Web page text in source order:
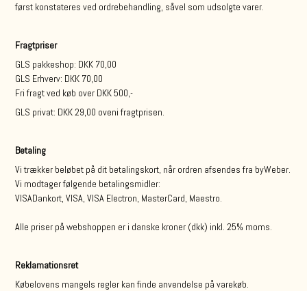
først konstateres ved ordrebehandling, såvel som udsolgte varer.
Fragtpriser
GLS pakkeshop: DKK 70,00
GLS Erhverv: DKK 70,00
Fri fragt ved køb over DKK 500,-
GLS privat: DKK 29,00 oveni fragtprisen.
Betaling
Vi trækker beløbet på dit betalingskort, når ordren afsendes fra byWeber.
Vi modtager følgende betalingsmidler:
VISADankort, VISA, VISA Electron, MasterCard, Maestro.
Alle priser på webshoppen er i danske kroner (dkk) inkl. 25% moms.
Reklamationsret
Købelovens mangels regler kan finde anvendelse på varekøb.